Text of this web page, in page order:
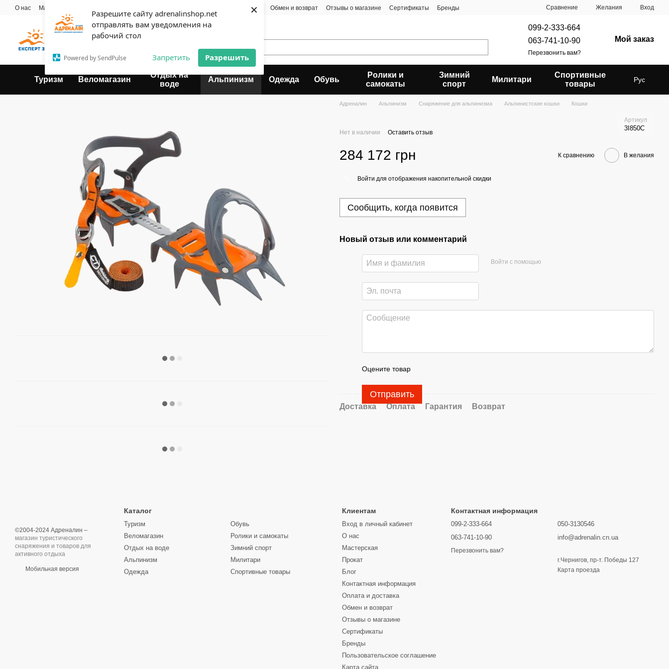
Разрешите сайту adrenalinshop.net
отправлять вам уведомления на
рабочий стол
Powered by SendPulse Запретить Разрешить
×
Перейти к основному контенту
О нас Мастерская Оплата и доставка Обмен и возврат Отзывы о магазине Сертификаты
Бренды
Пользовательское соглашение
Сравнение Желания Вход
Эксперт твоего отдыха
099-2-333-664
063-741-10-90
Перезвонить вам?
Мой заказ
Туризм Веломагазин
Отдых на
воде
Альпинизм Одежда Обувь
Ролики и
самокаты
Зимний
спорт
Милитари
Спортивные
товары
Рус
Адреналин Альпинизм Снаряжение для альпинизма Альпинистские кошки Кошки
Артикул
3I850C
Нет в наличии Оставить отзыв
284 172 грн К сравнению В желания
Войти для отображения накопительной скидки
Сообщить, когда появится
Новый отзыв или комментарий
Войти с помощью
Оцените товар
Отправить
Доставка Оплата Гарантия Возврат
©2004-2024 Адреналин –
магазин туристического
снаряжения и товаров для
активного отдыха
Мобильная версия
Каталог
Туризм
Веломагазин
Отдых на воде
Альпинизм
Одежда
Обувь
Ролики и самокаты
Зимний спорт
Милитари
Спортивные товары
Клиентам
Вход в личный кабинет
О нас
Мастерская
Прокат
Блог
Контактная информация
Оплата и доставка
Обмен и возврат
Отзывы о магазине
Сертификаты
Бренды
Пользовательское соглашение
Карта сайта
Контактная информация
099-2-333-664
063-741-10-90
Перезвонить вам?
050-3130546
info@adrenalin.cn.ua
г.Чернигов, пр-т. Победы 127
Карта проезда